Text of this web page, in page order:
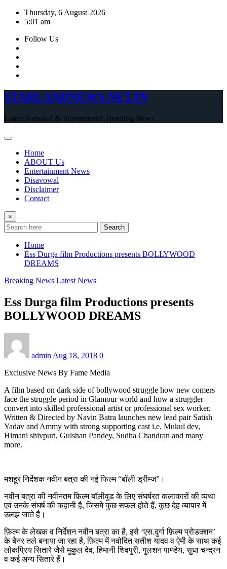
Skip
Thursday, 6 August 2026
5:01 am
Follow Us
STARLANDNEWS.NET.IN
Latest National & International Trending News
Home
ABOUT Us
Entertainment News
Disavowal
Disclaimer
Contact
×
Search
Home
Ess Durga film Productions presents BOLLYWOOD
DREAMS
Breaking News Latest News
Ess Durga film Productions presents
BOLLYWOOD DREAMS
admin Aug 18, 2018 0
Exclusive News By Fame Media
A film based on dark side of bollywood struggle how new comers
face the struggle period in Glamour world and how a struggler
convert into skilled professional artist or professional sex worker.
Written & Directed by Navin Batra launches new lead pair Satish
Yadav and Ammy with strong supporting cast i.e. Mukul dev,
Himani shivpuri, Gulshan Pandey, Sudha Chandran and many
more.
मशहूर निर्देशक नवीन बत्रा की नई फिल्म “बॉली ड्रीम्ज”।
नवीन बत्रा की नवीनतम फ़िल्म बॉलीवुड के लिए संघर्षरत कलाकारों की व्यथा
एवं उनके संघर्ष की कहानी है, जिसमे कुछ सफल होते हैं, कुछ देह व्यापार में
उलझ जाते हैं।
फ़िल्म के लेखक व निर्देशन नवीन बत्रा का है, इसे ‘एस.दुर्गा फ़िल्म प्रोडक्शन’
के बैनर तले बनाया जा रहा है, फ़िल्म में नवोदित सतीश यादव व ऐमी के साथ कई
लोकप्रिय सितारे जैसे मुकुल देव, हिमानी शिवपुरी, गुलशन पाण्डेय, सुधा चन्द्रन
व कई अन्य सितारे हैं।